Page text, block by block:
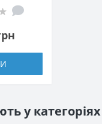
у категоріях